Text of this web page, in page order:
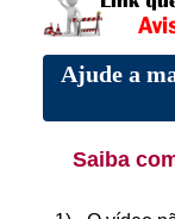
Ajude a
Saiba